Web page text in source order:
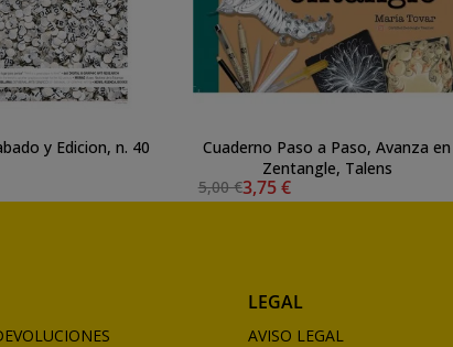
y Edicion, n. 40
Cuaderno Paso a Paso, Avanza en
Zentangle, Talens
5,00 €3,75 €
LEGAL
AVISO LEGAL